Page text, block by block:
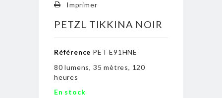
Imprimer
PETZL TIKKINA NOIR
Référence PET E91HNE
80 lumens, 35 mètres, 120
heures
En stock